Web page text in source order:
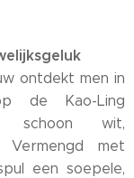
ontdekt men in
de Kao-Ling
schoon wit,
Vermengd met
een soepele,